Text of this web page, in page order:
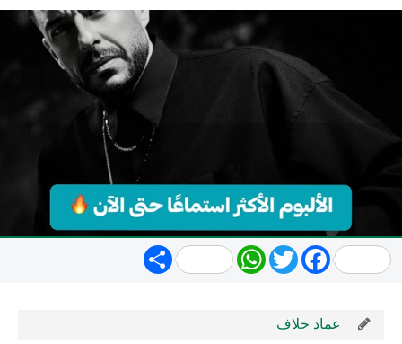
Share WhatsApp
TwitterFacebook
عماد خلاف